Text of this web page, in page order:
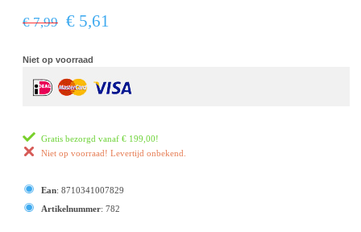
€ 7,99 € 5,61
Niet op voorraad
Gratis bezorgd vanaf € 199,00!
Niet op voorraad! Levertijd onbekend.
Ean: 8710341007829
Artikelnummer: 782